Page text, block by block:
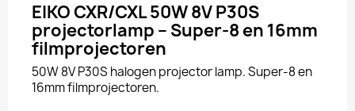
EIKO CXR/CXL 50W 8V P30S
projectorlamp – Super-8 en 16mm
filmprojectoren
50W 8V P30S halogen projector lamp. Super-8 en
16mm filmprojectoren.